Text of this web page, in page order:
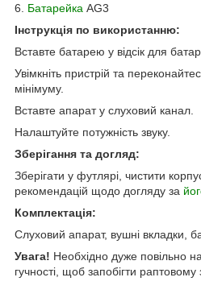
6. Батарейка AG3
Інструкція по використанню:
Вставте батарею у відсік для
Увімкніть пристрій та
мінімуму.
Вставте апарат у слуховий канал.
Налаштуйте потужність звуку.
Зберігання та догляд:
Зберігати у футлярі, чистити
рекомендацій щодо догляду за
Комплектація:
Слуховий апарат, вушні вкладки,
Увага! Необхідно дуже повільно
гучності, щоб запобігти раптовому